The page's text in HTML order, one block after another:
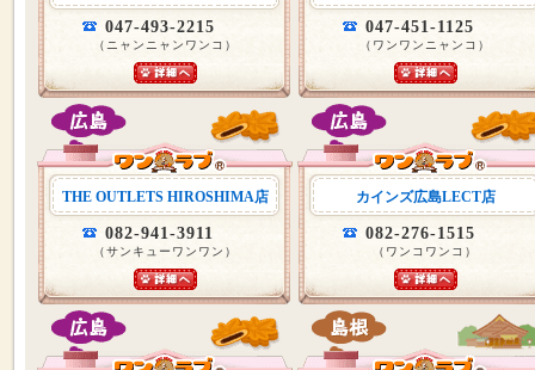
047-493-2215
（ニャンニャンワンコ）
047-451-1125
（ワンワンニャンコ）
THE OUTLETS HIROSHIMA店
082-941-3911
（サンキューワンワン）
カインズ広島LECT店
082-276-1515
（ワンコワンコ）